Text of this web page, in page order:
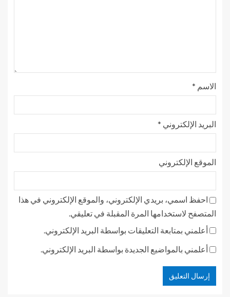
الاسم *
البريد الإلكتروني *
الموقع الإلكتروني
احفظ اسمي، بريدي الإلكتروني، والموقع الإلكتروني في هذا
المتصفح لاستخدامها المرة المقبلة في تعليقي.
أعلمني بمتابعة التعليقات بواسطة البريد الإلكتروني.
أعلمني بالمواضيع الجديدة بواسطة البريد الإلكتروني.